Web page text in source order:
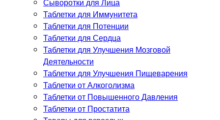
Таблетки для Иммунитета
Таблетки для Потенции
Таблетки для Сердца
Таблетки для Улучшения Мозговой
Деятельности
Таблетки для Улучшения Пищеварения
Таблетки от Алкоголизма
Таблетки от Повышенного Давления
Таблетки от Простатита